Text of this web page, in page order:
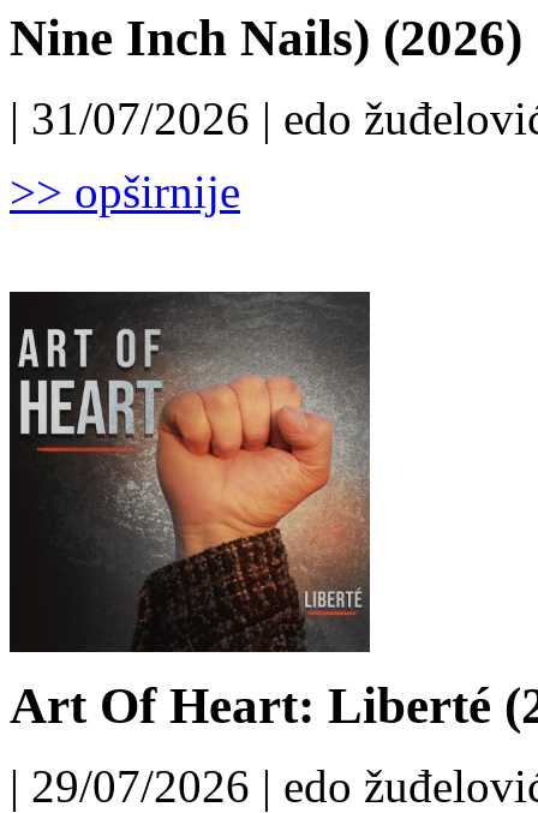
Nine Inch Nails) (2026)
| 31/07/2026 | edo
>> opširnije
Art Of Heart: Liberté
| 29/07/2026 | edo